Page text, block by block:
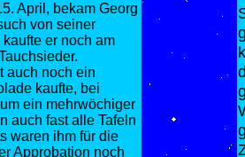
April, bekam Georg
von seiner
er noch am
auch noch ein
kaufte, bei
ein mehrwöchiger
auch fast alle Tafeln
waren ihm für die
Approbation noch